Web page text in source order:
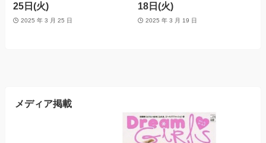
25日(火)
2025 年 3 月 25 日
18日(火)
2025 年 3 月 19 日
メディア掲載